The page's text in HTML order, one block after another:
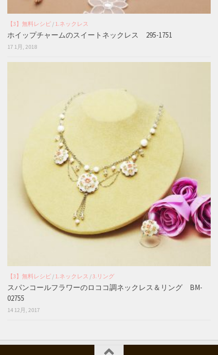
【3】無料レシピ / 1.ネックレス
ホイップチャームのスイートネックレス 295-1751
17 1月, 2018
【3】無料レシピ / 1.ネックレス /3.リング
スパンコールフラワーのロココ調ネックレス＆リング BM-
02755
14 12月, 2017